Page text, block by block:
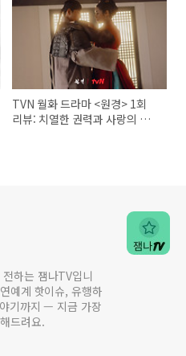
TVN 월화 드라마 <원경> 1회
리뷰: 치열한 권력과 사랑의 서
하는 잼나TV입니
예계 핫이슈, 유행하
기까지 — 지금 가장
드려요.